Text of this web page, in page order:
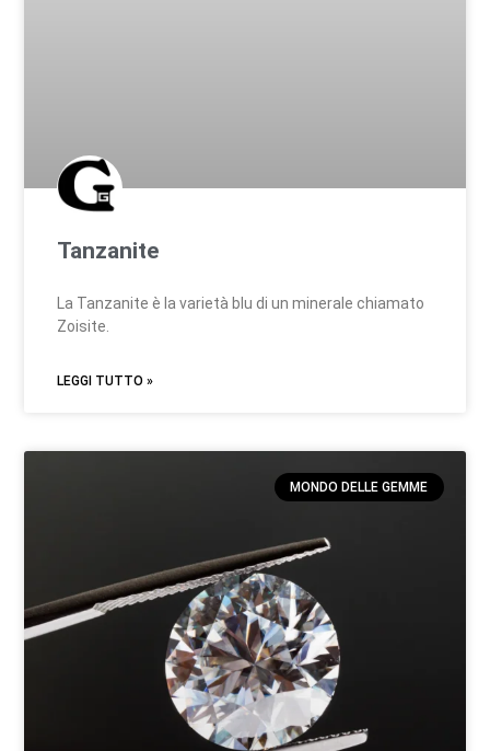
Tanzanite
La Tanzanite è la varietà blu di un minerale chiamato
Zoisite.
LEGGI TUTTO »
MONDO DELLE GEMME